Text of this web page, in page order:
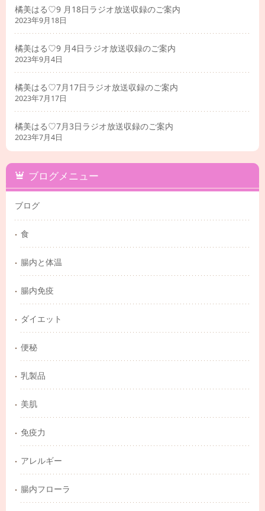
橘美はる♡9 月18日ラジオ放送収録のご案内
2023年9月18日
橘美はる♡9 月4日ラジオ放送収録のご案内
2023年9月4日
橘美はる♡7月17日ラジオ放送収録のご案内
2023年7月17日
橘美はる♡7月3日ラジオ放送収録のご案内
2023年7月4日
ブログメニュー
ブログ
食
腸内と体温
腸内免疫
ダイエット
便秘
乳製品
美肌
免疫力
アレルギー
腸内フローラ